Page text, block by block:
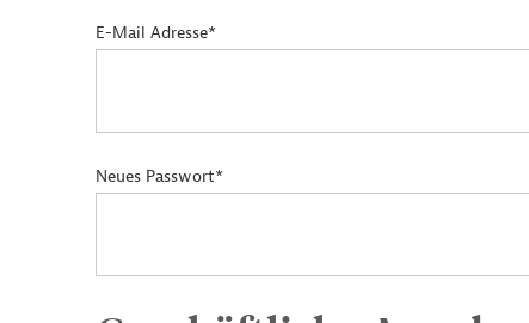
E-Mail Adresse*
Neues Passwort*